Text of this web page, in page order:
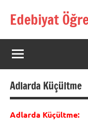
Edebiyat
Türkçe,
Türk
Dili
ve
Öğretmenlerinin
Kaynak
Adlarda Küçültme
Adlarda Küçültme: